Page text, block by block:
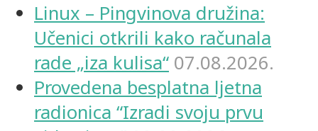
Linux – Pingvinova družina:
Učenici otkrili kako računala
rade „iza kulisa“ 07.08.2026.
Provedena besplatna ljetna
radionica “Izradi svoju prvu